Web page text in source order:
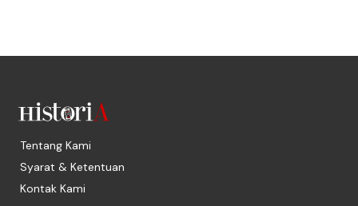
Tentang Kami
Syarat & Ketentuan
Kontak Kami